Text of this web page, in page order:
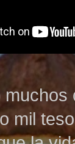
muchos
mil